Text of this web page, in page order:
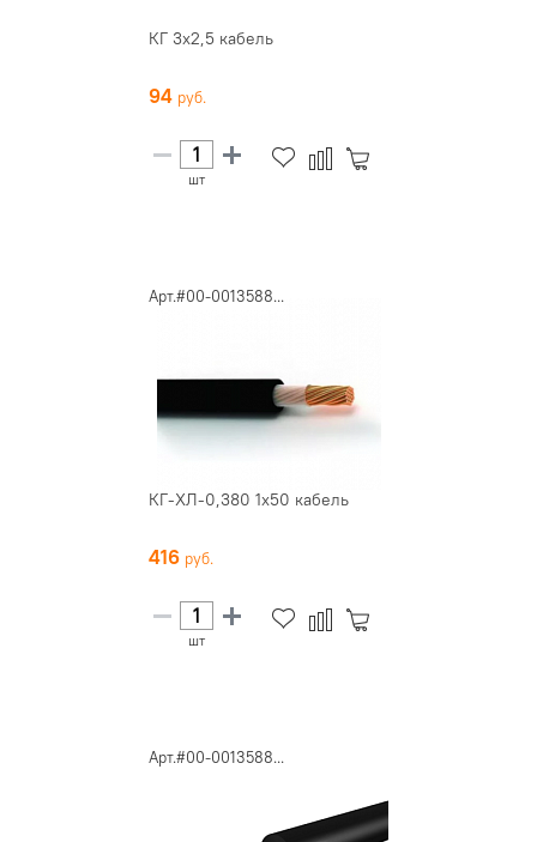
КГ 3х2,5 кабель
94
шт
Арт.#00-0013588...
КГ-ХЛ-0,380 1х50 кабель
416
шт
Арт.#00-0013588...